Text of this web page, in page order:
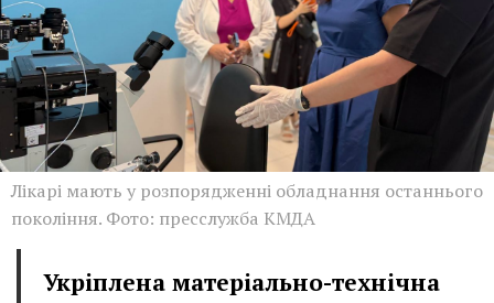
Лікарі мають у розпорядженні обладнання останнього
покоління. Фото: пресслужба КМДА
Укріплена матеріально-технічна